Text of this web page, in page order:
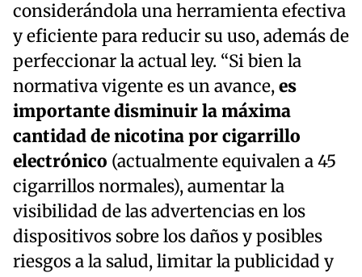
considerándola una herramienta efectiva
y eficiente para reducir su uso, además de
perfeccionar la actual ley. “Si bien la
normativa vigente es un avance,es
importante disminuir la máxima
cantidad de nicotina por cigarrillo
electrónico (actualmente equivalen a 45
cigarrillos normales), aumentar la
visibilidad de las advertencias en los
dispositivos sobre los daños y posibles
riesgos a la salud, limitar la publicidad y